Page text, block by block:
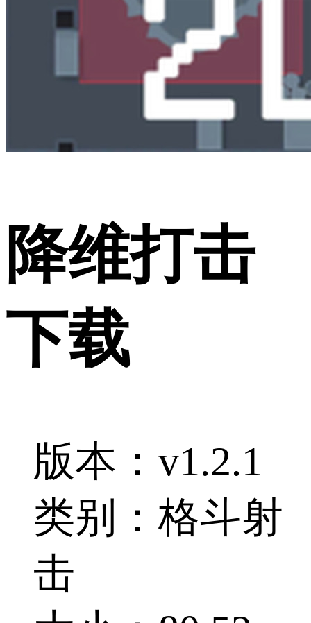
降维打击
下载
版本：v1.2.1
类别：格斗射
击